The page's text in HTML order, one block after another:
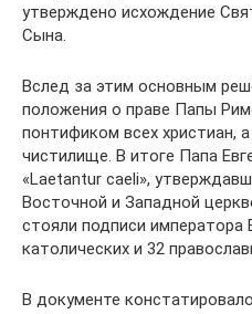
утверждено исхождение
Сына.
Вслед за этим основным
положения о праве Папы
понтификом всех христиан,
чистилище. В итоге Папа
«Laetantur caeli»,
Восточной и Западной
стояли подписи императора
католических и 32
В документе